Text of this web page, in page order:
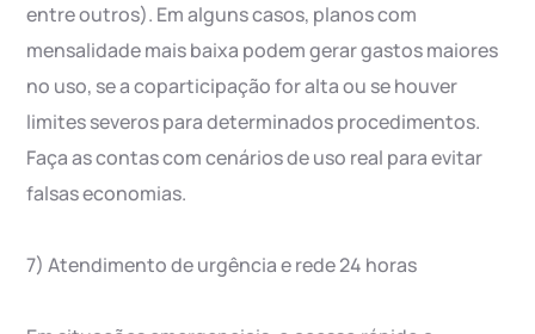
entre outros). Em alguns casos, planos com
mensalidade mais baixa podem gerar gastos maiores
no uso, se a coparticipação for alta ou se houver
limites severos para determinados procedimentos.
Faça as contas com cenários de uso real para evitar
falsas economias.
7) Atendimento de urgência e rede 24 horas